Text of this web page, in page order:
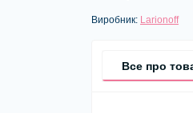
Виробник: Larionoff
Все про